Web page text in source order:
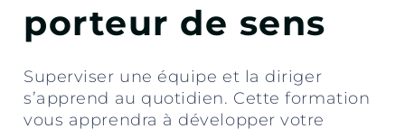
porteur de sens
Superviser une équipe et la diriger
s’apprend au quotidien. Cette formation
vous apprendra à développer votre